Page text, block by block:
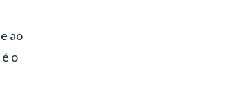
ao
o